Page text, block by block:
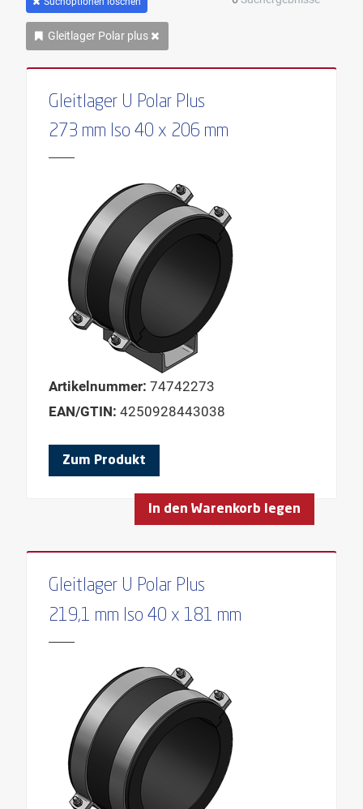
Gleitlager Polar plus
Gleitlager U Polar Plus
273 mm Iso 40 x 206 mm
Artikelnummer: 74742273
EAN/GTIN: 4250928443038
Zum Produkt
In den Warenkorb legen
Gleitlager U Polar Plus
219,1 mm Iso 40 x 181 mm